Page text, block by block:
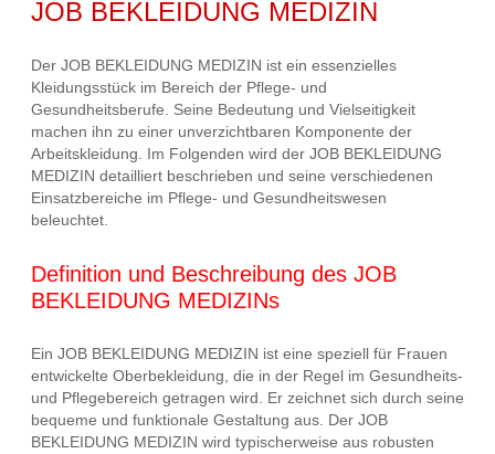
JOB BEKLEIDUNG MEDIZIN
Der JOB BEKLEIDUNG MEDIZIN ist ein essenzielles
Kleidungsstück im Bereich der Pflege- und
Gesundheitsberufe. Seine Bedeutung und Vielseitigkeit
machen ihn zu einer unverzichtbaren Komponente der
Arbeitskleidung. Im Folgenden wird der JOB BEKLEIDUNG
MEDIZIN detailliert beschrieben und seine verschiedenen
Einsatzbereiche im Pflege- und Gesundheitswesen
beleuchtet.
Definition und Beschreibung des JOB
BEKLEIDUNG MEDIZINs
Ein JOB BEKLEIDUNG MEDIZIN ist eine speziell für Frauen
entwickelte Oberbekleidung, die in der Regel im Gesundheits-
und Pflegebereich getragen wird. Er zeichnet sich durch seine
bequeme und funktionale Gestaltung aus. Der JOB
BEKLEIDUNG MEDIZIN wird typischerweise aus robusten